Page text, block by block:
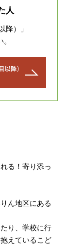
人
降）」
る！寄り添っ
ん地区にある
り、学校に行
えているこど